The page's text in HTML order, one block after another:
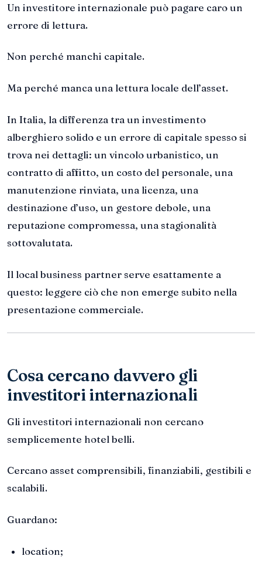
Un investitore internazionale può pagare caro un
errore di lettura.
Non perché manchi capitale.
Ma perché manca una lettura locale dell’asset.
In Italia, la differenza tra un investimento
alberghiero solido e un errore di capitale spesso si
trova nei dettagli: un vincolo urbanistico, un
contratto di affitto, un costo del personale, una
manutenzione rinviata, una licenza, una
destinazione d’uso, un gestore debole, una
reputazione compromessa, una stagionalità
sottovalutata.
Il local business partner serve esattamente a
questo: leggere ciò che non emerge subito nella
presentazione commerciale.
Cosa cercano davvero gli
investitori internazionali
Gli investitori internazionali non cercano
semplicemente hotel belli.
Cercano asset comprensibili, finanziabili, gestibili e
scalabili.
Guardano:
location;